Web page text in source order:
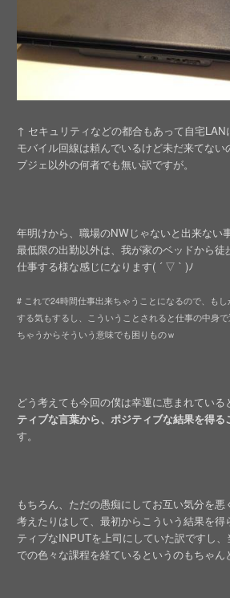
↑ セキュリティなどの都合もあって自宅
モバイル回線は頼んでいるけど未だ来てない
ブジェ以外の何者でも無い訳ですが。
年明けから、職場のNWじゃないと出来ない
最低限の出勤以外は、我が家のベッドから
仕事する様な感じになります( ´ ▽ ` )ﾉ
# これで24時間仕事出来ちゃうことになるので、も
する気もするし、こういうことされると仕事の中身
ちゃうからそういう意味でも困りものｗ
どう考えても今回の僕は幸運に恵まれてい
ティブな言葉から、ポジティブな結果を得
す。
もちろん、ただの愚痴にしてお互い気分を
考えたりはして、最初からこういう結果を
ティブなINPUTを上司にしていた訳ですし
での色々な課程を経ているというのもちゃん